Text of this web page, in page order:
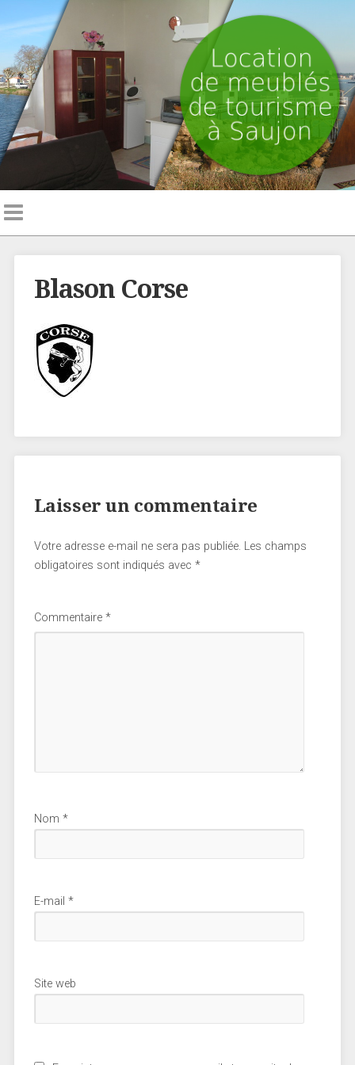
Blason Corse
Laisser un commentaire
Votre adresse e-mail ne sera pas publiée. Les champs
obligatoires sont indiqués avec *
Commentaire *
Nom *
E-mail *
Site web